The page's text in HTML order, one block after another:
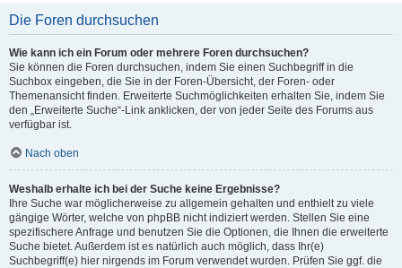
Die Foren durchsuchen
Wie kann ich ein Forum oder mehrere Foren durchsuchen?
Sie können die Foren durchsuchen, indem Sie einen Suchbegriff in die
Suchbox eingeben, die Sie in der Foren-Übersicht, der Foren- oder
Themenansicht finden. Erweiterte Suchmöglichkeiten erhalten Sie, indem Sie
den „Erweiterte Suche“-Link anklicken, der von jeder Seite des Forums aus
verfügbar ist.
Nach oben
Weshalb erhalte ich bei der Suche keine Ergebnisse?
Ihre Suche war möglicherweise zu allgemein gehalten und enthielt zu viele
gängige Wörter, welche von phpBB nicht indiziert werden. Stellen Sie eine
spezifischere Anfrage und benutzen Sie die Optionen, die Ihnen die erweiterte
Suche bietet. Außerdem ist es natürlich auch möglich, dass Ihr(e)
Suchbegriff(e) hier nirgends im Forum verwendet wurden. Prüfen Sie ggf. die